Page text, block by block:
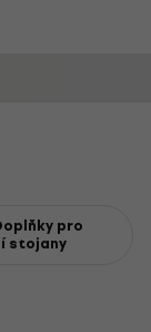
pro
stojany